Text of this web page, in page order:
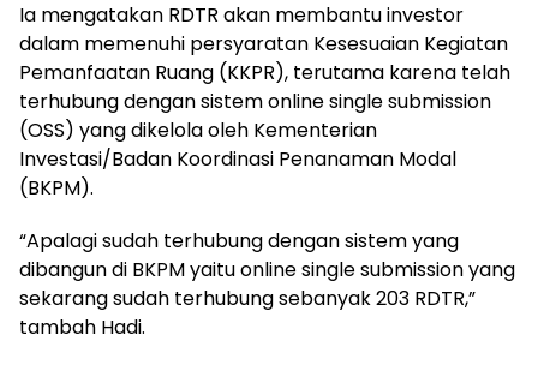
Ia mengatakan RDTR akan membantu investor
dalam memenuhi persyaratan Kesesuaian Kegiatan
Pemanfaatan Ruang (KKPR), terutama karena telah
terhubung dengan sistem online single submission
(OSS) yang dikelola oleh Kementerian
Investasi/Badan Koordinasi Penanaman Modal
(BKPM).
“Apalagi sudah terhubung dengan sistem yang
dibangun di BKPM yaitu online single submission yang
sekarang sudah terhubung sebanyak 203 RDTR,”
tambah Hadi.